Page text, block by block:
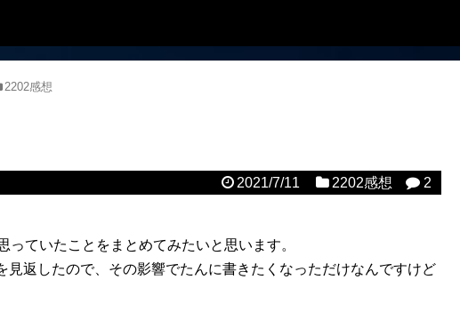
2202感想
2021/7/11 2202感想 2
ていたことをまとめてみたいと思います。
見返したので、その影響でたんに書きたくなっただけなんですけど